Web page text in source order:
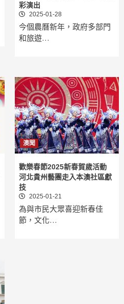
彩演出
2025-01-28
今個農曆新年，政府多部門
和旅遊…
澳聞
歡樂春節2025新春賀歲活動
河北貴州藝團走入本澳社區獻
技
2025-01-21
為與市民大眾喜迎新春佳
節，文化…